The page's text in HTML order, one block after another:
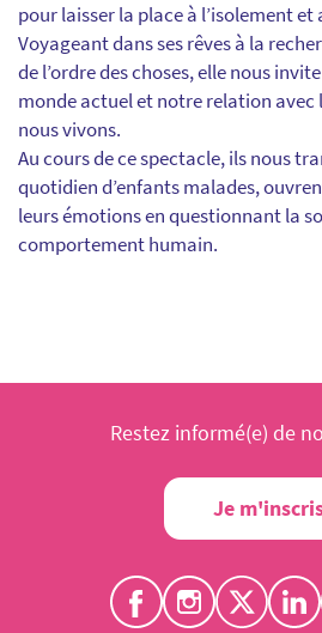
pour laisser la place à l’isolement
Voyageant dans ses rêves à la
de l’ordre des choses, elle nous
monde actuel et notre relation avec
nous vivons.
Au cours de ce spectacle, ils nous
quotidien d’enfants malades,
leurs émotions en questionnant la
comportement humain.
Restez informé(e) de
Je